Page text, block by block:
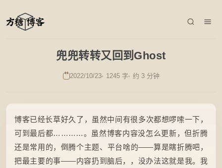
兜兜转转又回到Ghost
2022/10/23 1245 字 约 3 分钟
博客已经长草好久了，虽然中间有很多次都想啰嗦一下，
可到最后都…………。虽然博客内容没怎么更新，但折腾
还是常用的，倒腾个主题、平台啥的——算是瞎折腾吧，
把最主要的事——内容扔到脑后，，没办法这就是我。我